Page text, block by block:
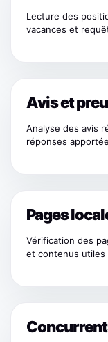
Lecture des
vacances et
Avis et
Analyse des avis
réponses
Pages
Vérification des
et contenus utiles